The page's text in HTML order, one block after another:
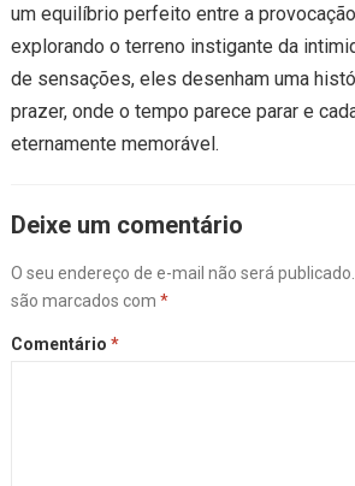
um equilíbrio perfeito entre a
explorando o terreno instigante da
de sensações, eles desenham uma
prazer, onde o tempo parece parar e
eternamente memorável.
Deixe um comentário
O seu endereço de e-mail não será publicado.
são marcados com *
Comentário *